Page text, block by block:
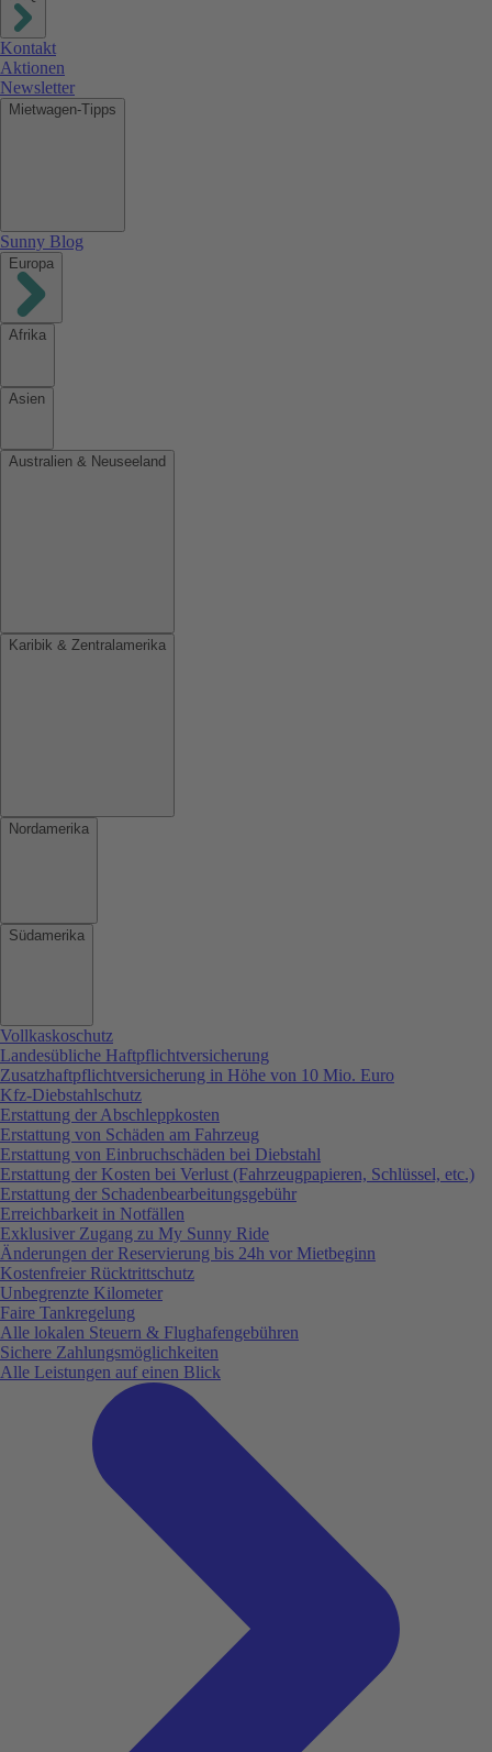
Kontakt
Aktionen
Newsletter
Mietwagen-Tipps
Sunny Blog
Europa
Afrika
Asien
Australien & Neuseeland
Karibik & Zentralamerika
Nordamerika
Südamerika
Vollkaskoschutz
Landesübliche Haftpflichtversicherung
Zusatzhaftpflichtversicherung in Höhe von 10 Mio. Euro
Kfz-Diebstahlschutz
Erstattung der Abschleppkosten
Erstattung von Schäden am Fahrzeug
Erstattung von Einbruchschäden bei Diebstahl
Erstattung der Kosten bei Verlust (Fahrzeugpapieren, Schlüssel, etc.)
Erstattung der Schadenbearbeitungsgebühr
Erreichbarkeit in Notfällen
Exklusiver Zugang zu My Sunny Ride
Änderungen der Reservierung bis 24h vor Mietbeginn
Kostenfreier Rücktrittschutz
Unbegrenzte Kilometer
Faire Tankregelung
Alle lokalen Steuern & Flughafengebühren
Sichere Zahlungsmöglichkeiten
Alle Leistungen auf einen Blick